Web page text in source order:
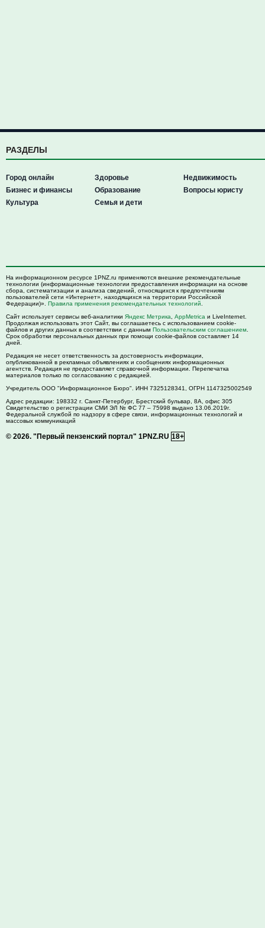
РАЗДЕЛЫ
Город онлайн
Бизнес и финансы
Культура
Здоровье
Образование
Семья и дети
Недвижимость
Вопросы юристу
На информационном ресурсе 1PNZ.ru применяются внешние рекомендательные
технологии (информационные технологии предоставления информации на основе
сбора, систематизации и анализа сведений, относящихся к предпочтениям
пользователей сети «Интернет», находящихся на территории Российской
Федерации)». Правила применения рекомендательных технологий
Сайт использует сервисы веб-аналитики Яндекс Метрика AppMetrica и LiveInternet.
Продолжая использовать этот Сайт, вы соглашаетесь с использованием cookie-
файлов и других данных в соответствии с данным Пользовательским соглашением
Срок обработки персональных данных при помощи cookie-файлов составляет 14
дней.
Редакция не несет ответственность за достоверность информации,
опубликованной в рекламных объявлениях и сообщениях информационных
агентств. Редакция не предоставляет справочной информации. Перепечатка
материалов только по согласованию с редакцией.
Учредитель ООО "Информационное Бюро". ИНН 7325128341, ОГРН 1147325002549
Адрес редакции: 198332 г. Санкт-Петербург, Брестский бульвар, 8А, офис 305
Свидетельство о регистрации СМИ ЭЛ № ФС 77 – 75998 выдано 13.06.2019г.
Федеральной службой по надзору в сфере связи, информационных технологий и
массовых коммуникаций
© 2026. "Первый пензенский портал" 1PNZ.RU 18+